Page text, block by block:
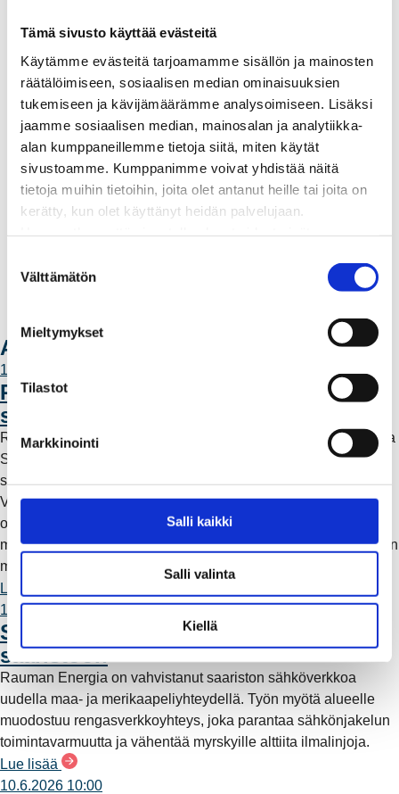
Tämä sivusto käyttää evästeitä
Käytämme evästeitä tarjoamamme sisällön ja mainosten
räätälöimiseen, sosiaalisen median ominaisuuksien
tukemiseen ja kävijämäärämme analysoimiseen. Lisäksi
jaamme sosiaalisen median, mainosalan ja analytiikka-
alan kumppaneillemme tietoja siitä, miten käytät
sivustoamme. Kumppanimme voivat yhdistää näitä
tietoja muihin tietoihin, joita olet antanut heille tai joita on
kerätty, kun olet käyttänyt heidän palvelujaan.
t
m
u
k
s
t
a
Välttämätön
Mieltymykset
Tilastot
Markkinointi
Salli kaikki
Salli valinta
Kiellä
Sähköntuotanto
Vuosikertomukset ja asiakaslehti
Yhteistyöverkosto
Palvelut
Aurinkosähkön hankinta
Energiansäästö kotitaloudessa
Kulutuksen seuranta
Laskutus
Muuttajalle
Sähköauton lataaminen
Yhteystiedot
Ota yhteyttä
Ajankohtaista
11.6.2026 12:00
Rauman Energia vahvistaa rooliaan
sähköntuotannossa
Rauman Energia on ostanut lisää osuuksia sähköntuotannosta
Suomessa ja Pohjoismaissa, kun Kokemäen Sähkö Oy myi
sähköntuotanto-osuutensa Rauman Energia Oy:lle.
Vappuaattona toteutunut kauppa parantaa yhtiön
omavaraisuutta ja lisää päästötöntä sähköntuotantoa. Mutta
mitä tämä tarkoittaa käytännössä – ja miksi sähköntuotantoa on
myös kaukana Raumalta?
Lue lisää
11.6.2026 12:00
Säävarma sähköverkko rakentuu
saaristoon
Rauman Energia on vahvistanut saariston sähköverkkoa
uudella maa- ja merikaapeliyhteydellä. Työn myötä alueelle
muodostuu rengasverkkoyhteys, joka parantaa sähkönjakelun
toimintavarmuutta ja vähentää myrskyille alttiita ilmalinjoja.
Lue lisää
10.6.2026 10:00